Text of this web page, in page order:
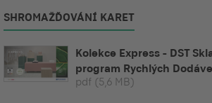
SHROMAŽĎOVÁNÍ KARET
Kolekce Express - DST
program Rychlých
pdf (5,6 MB)